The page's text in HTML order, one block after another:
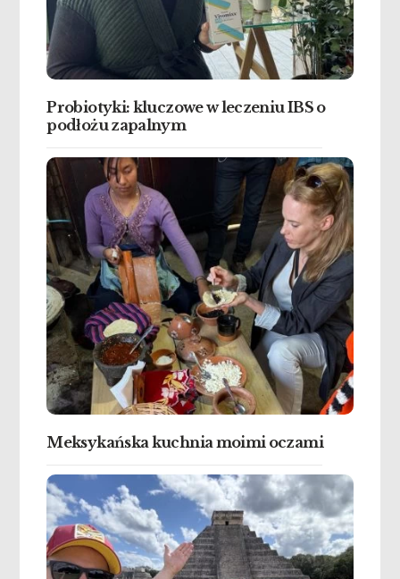
Probiotyki: kluczowe w leczeniu IBS o
podłożu zapalnym
Meksykańska kuchnia moimi oczami